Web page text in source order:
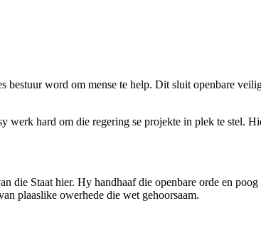
bestuur word om mense te help. Dit sluit openbare
werk hard om die regering se projekte in plek te stel.
die Staat hier. Hy handhaaf die openbare orde en
plaaslike owerhede die wet gehoorsaam.